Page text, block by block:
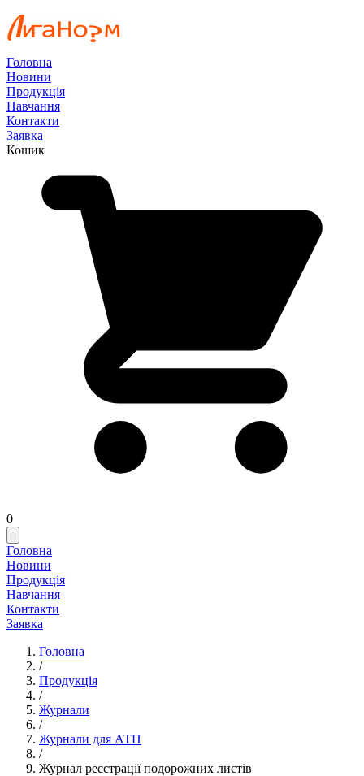
Головна
Новини
Продукція
Навчання
Контакти
Заявка
Кошик
0
Головна
Новини
Продукція
Навчання
Контакти
Заявка
Головна
/
Продукція
/
Журнали
/
Журнали для АТП
/
Журнал реєстрації подорожних листів